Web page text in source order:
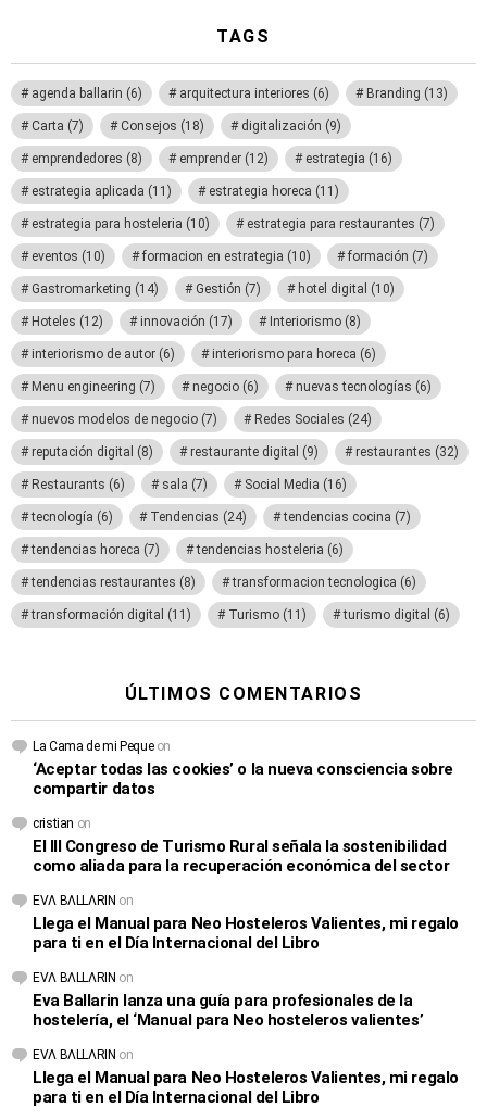
TAGS
agenda ballarin (6) arquitectura interiores (6) Branding (13)
Carta (7) Consejos (18) digitalización (9)
emprendedores (8) emprender (12) estrategia (16)
estrategia aplicada (11) estrategia horeca (11)
estrategia para hosteleria (10) estrategia para restaurantes (7)
eventos (10) formacion en estrategia (10) formación (7)
Gastromarketing (14) Gestión (7) hotel digital (10)
Hoteles (12) innovación (17) Interiorismo (8)
interiorismo de autor (6) interiorismo para horeca (6)
Menu engineering (7) negocio (6) nuevas tecnologías (6)
nuevos modelos de negocio (7) Redes Sociales (24)
reputación digital (8) restaurante digital (9) restaurantes (32)
Restaurants (6) sala (7) Social Media (16)
tecnología (6) Tendencias (24) tendencias cocina (7)
tendencias horeca (7) tendencias hosteleria (6)
tendencias restaurantes (8) transformacion tecnologica (6)
transformación digital (11) Turismo (11) turismo digital (6)
ÚLTIMOS COMENTARIOS
La Cama de mi Pequeon
‘Aceptar todas las cookies’ o la nueva consciencia sobre
compartir datos
cristian on
El III Congreso de Turismo Rural señala la sostenibilidad
como aliada para la recuperación económica del sector
EVΛ BΛLLΛRIN on
Llega el Manual para Neo Hosteleros Valientes, mi regalo
para ti en el Día Internacional del Libro
EVΛ BΛLLΛRIN on
Eva Ballarin lanza una guía para profesionales de la
hostelería, el ‘Manual para Neo hosteleros valientes’
EVΛ BΛLLΛRIN on
Llega el Manual para Neo Hosteleros Valientes, mi regalo
para ti en el Día Internacional del Libro